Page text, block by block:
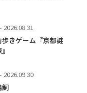
2026.08.31
きゲーム『京都謎
2026.09.30
飼